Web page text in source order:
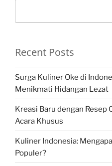
Recent Posts
Surga Kuliner Oke di
Menikmati Hidangan Lezat
Kreasi Baru dengan Resep
Acara Khusus
Kuliner Indonesia:
Populer?